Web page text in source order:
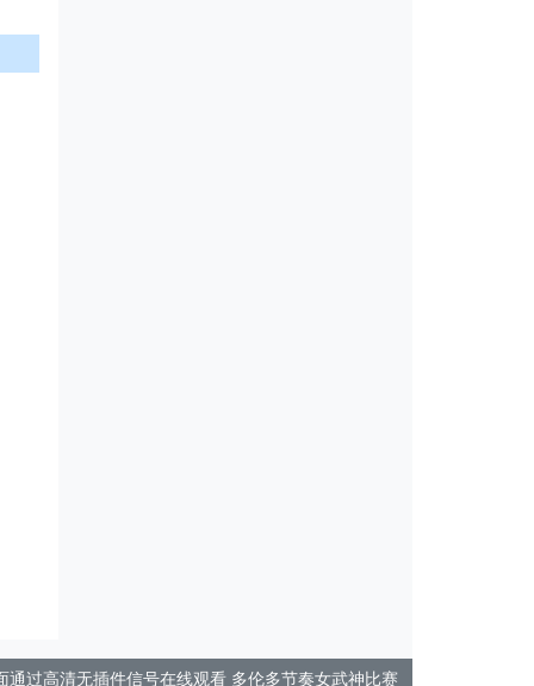
通过高清无插件信号在线观看 多伦多节奏女武神比赛